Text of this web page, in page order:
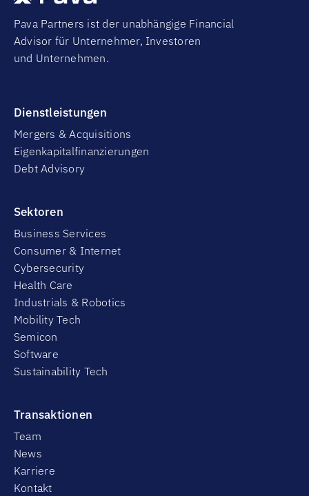
Pava Partners ist der unabhängige Financial
Advisor für Unternehmer, Investoren
und Unternehmen.
Dienstleistungen
Mergers & Acquisitions
Eigenkapitalfinanzierungen
Debt Advisory
Sektoren
Business Services
Consumer & Internet
Cybersecurity
Health Care
Industrials & Robotics
Mobility Tech
Semicon
Software
Sustainability Tech
Transaktionen
Team
News
Karriere
Kontakt